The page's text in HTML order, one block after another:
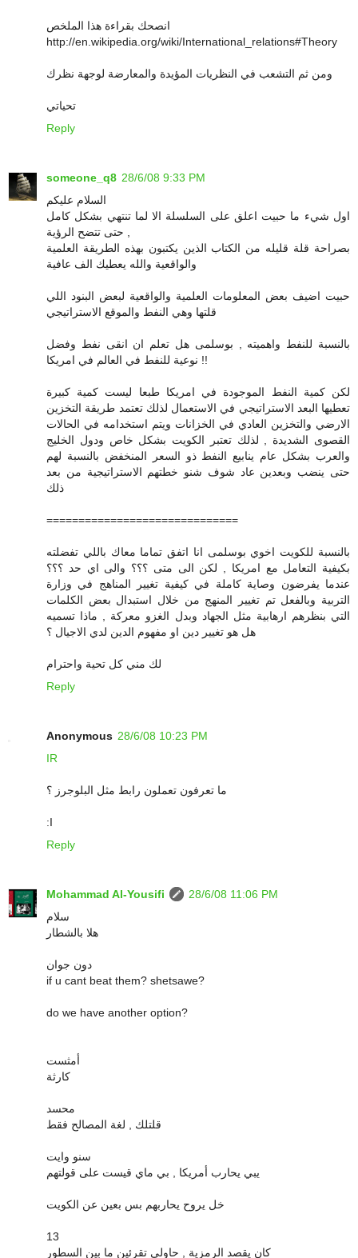
انصحك بقراءة هذا الملخص
http://en.wikipedia.org/wiki/International_relations#Theory
ومن ثم التشعب في النظريات المؤيدة والمعارضة لوجهة نظرك
تحياتي
Reply
someone_q8 28/6/08 9:33 PM
السلام عليكم
اول شيء ما حبيت اعلق على السلسلة الا لما تنتهي بشكل كامل
بصراحة قلة قليله من الكتاب الذين يكتبون بهذه الطريقة العلمية
والواقعية والله يعطيك الف عافية
حبيت اضيف بعض المعلومات العلمية والواقعية لبعض البنود اللي
قلتها وهي النفط والموقع الاستراتيجي
بالنسبة للنفط واهميته , بوسلمى هل تعلم ان انقى نفط وفضل
نوعية للنفط في العالم في امريكا !!
لكن كمية النفط الموجودة في امريكا طبعا ليست كمية كبيرة
تعطيها البعد الاستراتيجي في الاستعمال لذلك تعتمد طريقة التخزين
الارضي والتخزين العادي في الخزانات ويتم استخدامه في الحالات
القصوى الشديدة , لذلك تعتبر الكويت بشكل خاص ودول الخليج
والعرب بشكل عام ينابيع النفط ذو السعر المنخفض بالنسبة لهم
حتى ينضب وبعدين عاد شوف شنو خطتهم الاستراتيجية من بعد
ذلك
==============================
بالنسبة للكويت اخوي بوسلمى انا اتفق تماما معاك باللي تفضلته
بكيفية التعامل مع امريكا , لكن الى متى ؟؟؟ والى اي حد ؟؟؟
عندما يفرضون وصاية كاملة في كيفية تغيير المناهج في وزارة
التربية وبالفعل تم تغيير المنهج من خلال استبدال بعض الكلمات
التي بنظرهم ارهابية مثل الجهاد وبدل الغزو معركة , ماذا تسميه
هل هو تغيير دين او مفهوم الدين لدي الاجيال ؟
لك مني كل تحية واحترام
Reply
Anonymous 28/6/08 10:23 PM
IR
ما تعرفون تعملون رابط مثل البلوجرز ؟
:I
Reply
Mohammad Al-Yousifi
28/6/08 11:06 PM
سلام
هلا بالشطار
دون جوان
if u cant beat them? shetsawe?
do we have another option?
أمثست
كارثة
محسد
قلتلك , لغة المصالح فقط
سنو وايت
يبي يحارب أمريكا , بي ماي قيست على قولتهم
خل يروح يحاربهم بس بعين عن الكويت
13
كان يقصد الرمزية , حاولي تقرئين ما بين السطور